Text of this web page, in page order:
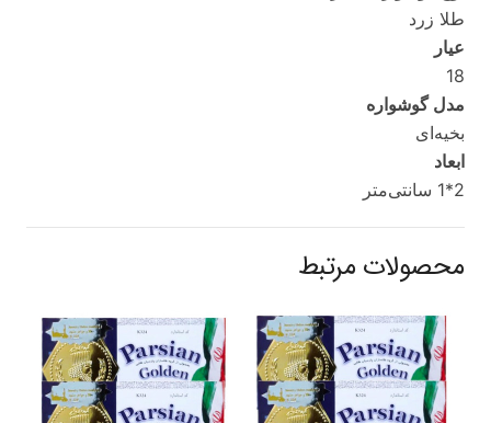
طلا زرد
عیار
18
مدل گوشواره
بخیه‌ای
ابعاد
2*1 سانتی‌متر
محصولات مرتبط